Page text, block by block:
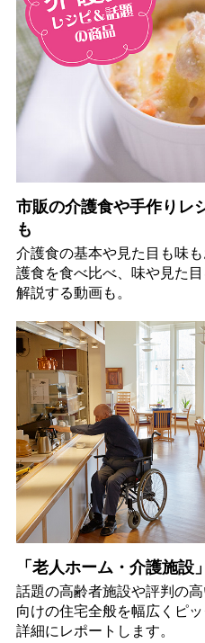
市販の介護食や手作りレ
も
介護食の基本や見た目も味
護食を食べ比べ、味や見た
解説する動画も。
「老人ホーム・介護施設
話題の高齢者施設や評判の
向けの住宅全般を幅広くピ
詳細にレポートします。